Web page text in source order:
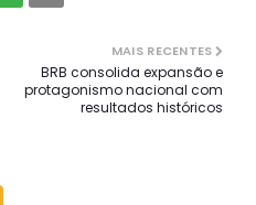
MAIS RECENTES
BRB consolida expansão e
protagonismo nacional com
resultados históricos